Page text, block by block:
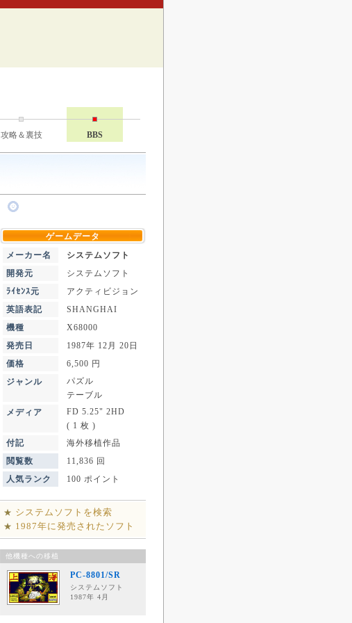
攻略＆裏技 BBS
ゲームデータ
メーカー名
システムソフト
開発元
システムソフト
ﾗｲｾﾝｽ元
アクティビジョン
英語表記
SHANGHAI
機種
X68000
発売日
1987年 12月 20日
価格
6,500 円
ジャンル
パズル
テーブル
メディア
FD 5.25" 2HD
( 1 枚 )
付記
海外移植作品
閲覧数
11,836 回
人気ランク
100 ポイント
★ システムソフトを検索
★ 1987年に発売されたソフト
他機種への移植
PC-8801/SR
システムソフト
1987年 4月